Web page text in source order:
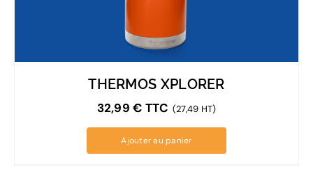
THERMOS XPLORER
32,99€ TTC (27,49 HT)
Ajouter au panier